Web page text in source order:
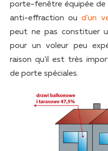
porte-fenêtre équipée de
anti-effraction oud’un
peut ne pas constituer
pour un voleur peu
raison qu’il est très
de porte spéciales.